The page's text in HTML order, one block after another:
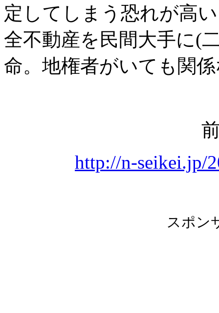
定してしまう恐れが高
全不動産を民間大手に(
命。地権者がいても関
http://n-seikei.jp/
スポン